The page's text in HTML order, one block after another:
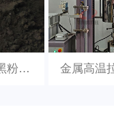
锂电池回收再生黑粉检测 金属高温